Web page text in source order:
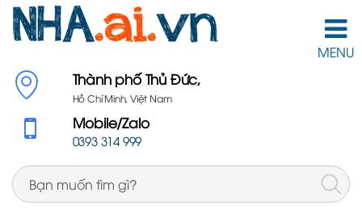
MENU
Thành phố Thủ Đức,
Hồ Chí Minh, Việt Nam
Mobile/Zalo
0393 314 999